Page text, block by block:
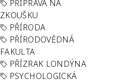
PŘÍPRAVA NA
ZKOUŠKU
PŘÍRODA
PŘÍRODOVĚDNÁ
FAKULTA
PŘÍZRAK LONDÝNA
PSYCHOLOGICKÁ